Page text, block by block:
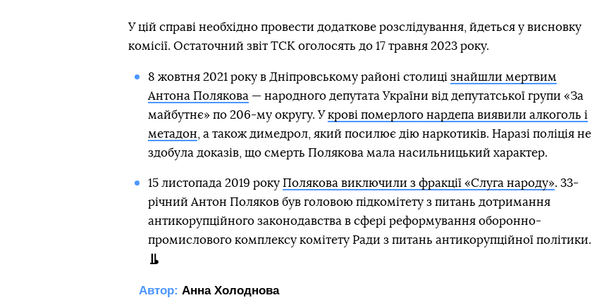
У цій справі необхідно провести додаткове розслідування, йдеться у висновку
комісії. Остаточний звіт ТСК оголосять до 17 травня 2023 року.
8 жовтня 2021 року в Дніпровському районі столиці знайшли мертвим
Антона Полякова — народного депутата України від депутатської групи «За
майбутнє» по 206-му округу. Укрові померлого нардепа виявили алкоголь і
метадон , а також димедрол, який посилює дію наркотиків. Наразі поліція не
здобула доказів, що смерть Полякова мала насильницький характер.
15 листопада 2019 року Полякова виключили з фракції «Слуга народу». 33-
річний Антон Поляков був головою підкомітету з питань дотримання
антикорупційного законодавства в сфері реформування оборонно-
промислового комплексу комітету Ради з питань антикорупційної політики.
Автор: Анна Холоднова